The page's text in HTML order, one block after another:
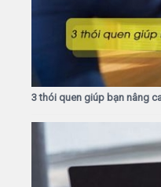
3 thói quen giúp bạn nâng